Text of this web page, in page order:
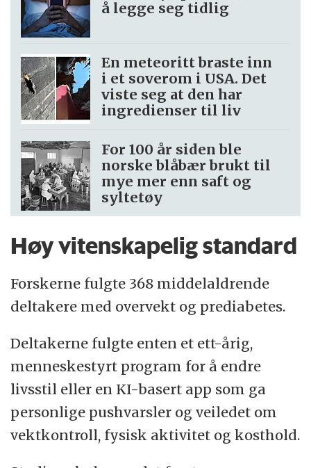
å legge seg tidlig
En meteoritt braste inn
i et soverom i USA. Det
viste seg at den har
ingredienser til liv
For 100 år siden ble
norske blåbær brukt til
mye mer enn saft og
syltetøy
Høy vitenskapelig standard
Forskerne fulgte 368 middelaldrende
deltakere med overvekt og prediabetes.
Deltakerne fulgte enten et ett-årig,
menneskestyrt program for å endre
livsstil eller en KI-basert app som ga
personlige pushvarsler og veiledet om
vektkontroll, fysisk aktivitet og kosthold.